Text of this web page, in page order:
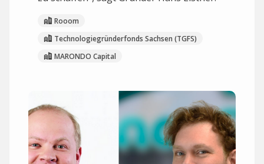
Rooom
Technologiegründerfonds Sachsen (TGFS)
MARONDO Capital